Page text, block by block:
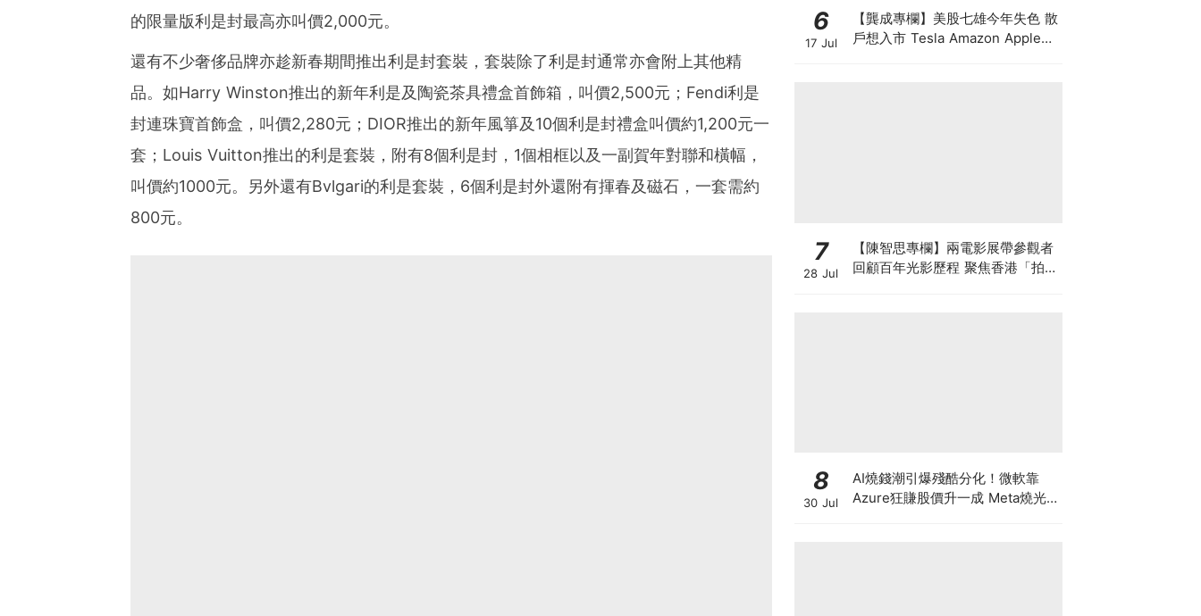
的限量版利是封最高亦叫價2,000元。
還有不少奢侈品牌亦趁新春期間推出利是封套裝，套裝除了利是封通常亦會附上其他精
品。如Harry Winston推出的新年利是及陶瓷茶具禮盒首飾箱，叫價2,500元；Fendi利是
封連珠寶首飾盒，叫價2,280元；DIOR推出的新年風箏及10個利是封禮盒叫價約1,200元一
套；Louis Vuitton推出的利是套裝，附有8個利是封，1個相框以及一副賀年對聯和橫幅，
叫價約1000元。另外還有Bvlgari的利是套裝，6個利是封外還附有揮春及磁石，一套需約
800元。
6
17 Jul
【龔成專欄】美股七雄今年失色 散
戶想入市 Tesla Amazon Apple誰
7
28 Jul
【陳智思專欄】兩電影展帶參觀者
回顧百年光影歷程 聚焦香港「拍住
8
30 Jul
AI燒錢潮引爆殘酷分化！微軟靠
Azure狂賺股價升一成 Meta燒光